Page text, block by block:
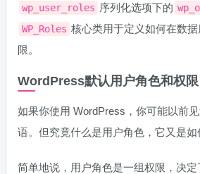
wp_user_roles 序列化选项下的
WP_Roles 核心类用于定义如何在数
限。
WordPress默认用户角色和权限
如果你使用 WordPress，你可能以前
语。但究竟什么是用户角色，它又是如
简单地说，用户角色是一组权限，决